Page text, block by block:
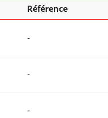
Référence
-
-
-